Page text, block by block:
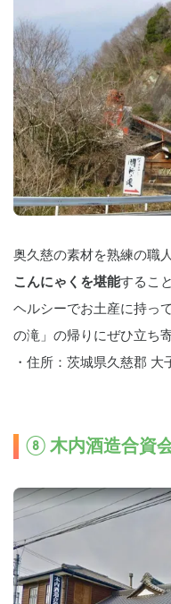
奥久慈の素材を熟練の職
こんにゃくを堪能するこ
ヘルシーでお土産に持っ
の滝」の帰りにぜひ立ち
・住所：茨城県久慈郡
⑧ 木内酒造合資